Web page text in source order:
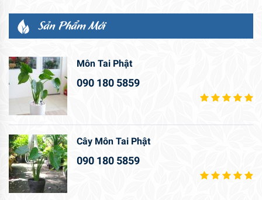
Sản Phẩm Mới
Môn Tai Phật
090 180 5859
Cây Môn Tai Phật
090 180 5859